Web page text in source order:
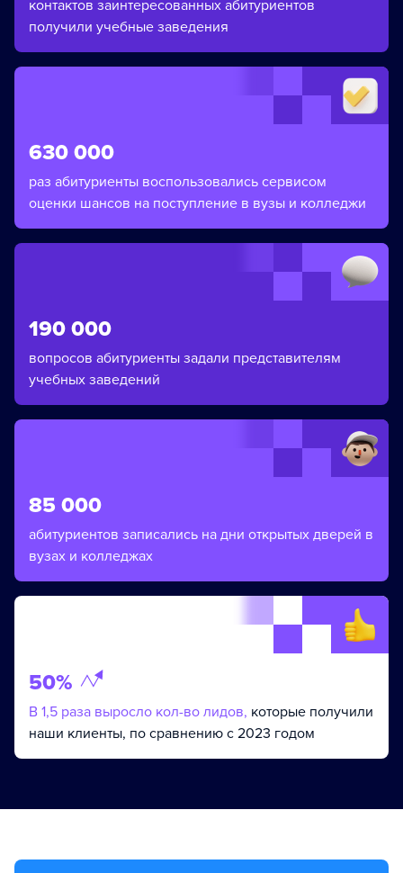
контактов заинтересованных абитуриентов
получили учебные заведения
630 000
раз абитуриенты воспользовались сервисом
оценки шансов на поступление в вузы и колледжи
190 000
вопросов абитуриенты задали представителям
учебных заведений
85 000
абитуриентов записались на дни открытых дверей в
вузах и колледжах
50%
В 1,5 раза выросло кол-во лидов, которые получили
наши клиенты, по сравнению с 2023 годом